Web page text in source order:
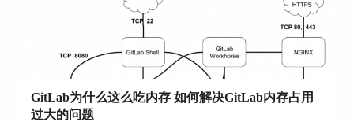
二、Gitlab代码加密怎么操作
在GitLab中进行代码加密操作，主要包括加密密钥
的生成、加密配置的设置和代码的加密处理。以下
是详细步骤：
GitLab为什么这么吃内存 如何解决GitLab内存占用
过大的问题